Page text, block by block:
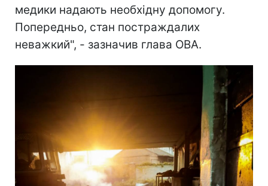
медики надають необхідну допомогу.
Попередньо, стан постраждалих
неважкий", - зазначив глава ОВА.